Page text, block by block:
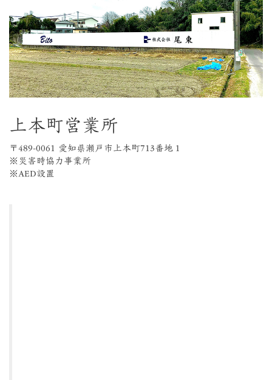
上本町営業所
〒489-0061 愛知県瀬戸市上本町713番地１
※災害時協力事業所
※AED設置